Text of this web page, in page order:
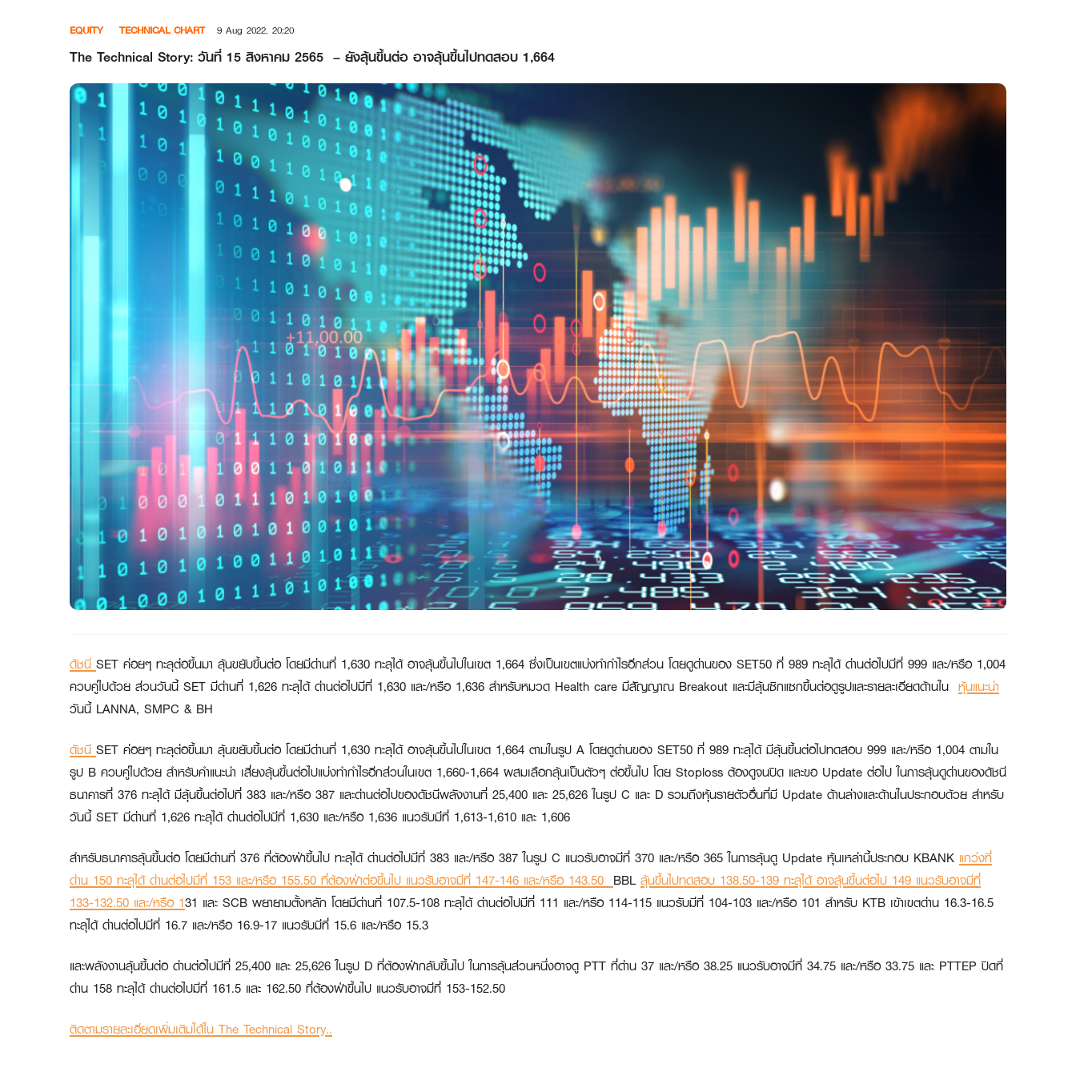
EQUITY TECHNICAL CHART 9 Aug 2022, 20:20
The Technical Story: วันที่ 15 สิงหาคม 2565 – ยังลุ้นขึ้นต่อ อาจลุ้นขึ้นไปทดสอบ 1,664
ดัชนี SET ค่อยๆ ทะลุต่อขึ้นมา ลุ้นขยับขึ้นต่อ โดยมีด่านที่ 1,630 ทะลุได้ อาจลุ้นขึ้นไปในเขต 1,664 ซึ่งเป็นเขตแบ่งทำกำไรอีกส่วน โดยดูด่านของ SET50 ที่ 989 ทะลุได้ ด่านต่อไปมีที่ 999 และ/หรือ 1,004
ควบคู่ไปด้วย ส่วนวันนี้ SET มีด่านที่ 1,626 ทะลุได้ ด่านต่อไปมีที่ 1,630 และ/หรือ 1,636 สำหรับหมวด Health care มีสัญญาณ Breakout และมีลุ้นซิกแซกขึ้นต่อดูรูปและรายละเอียดด้านใน หุ้นแนะนำ
วันนี้ LANNA, SMPC & BH
ดัชนี SET ค่อยๆ ทะลุต่อขึ้นมา ลุ้นขยับขึ้นต่อ โดยมีด่านที่ 1,630 ทะลุได้ อาจลุ้นขึ้นไปในเขต 1,664 ตามในรูป A โดยดูด่านของ SET50 ที่ 989 ทะลุได้ มีลุ้นขึ้นต่อไปทดสอบ 999 และ/หรือ 1,004 ตามใน
รูป B ควบคู่ไปด้วย สำหรับคำแนะนำ เสี่ยงลุ้นขึ้นต่อไปแบ่งทำกำไรอีกส่วนในเขต 1,660-1,664 ผสมเลือกลุ้นเป็นตัวๆ ต่อขึ้นไป โดย Stoploss ต้องดูจนปิด และขอ Update ต่อไป ในการลุ้นดูด่านของดัชนี
ธนาคารที่ 376 ทะลุได้ มีลุ้นขึ้นต่อไปที่ 383 และ/หรือ 387 และด่านต่อไปของดัชนีพลังงานที่ 25,400 และ 25,626 ในรูป C และ D รวมถึงหุ้นรายตัวอื่นที่มี Update ด้านล่างและด้านในประกอบด้วย สำหรับ
วันนี้ SET มีด่านที่ 1,626 ทะลุได้ ด่านต่อไปมีที่ 1,630 และ/หรือ 1,636 แนวรับมีที่ 1,613-1,610 และ 1,606
สำหรับธนาคารลุ้นขึ้นต่อ โดยมีด่านที่ 376 ที่ต้องฝ่าขึ้นไป ทะลุได้ ด่านต่อไปมีที่ 383 และ/หรือ 387 ในรูป C แนวรับอาจมีที่ 370 และ/หรือ 365 ในการลุ้นดู Update หุ้นเหล่านี้ประกอบ KBANK แกว่งที่
ด่าน 150 ทะลุได้ ด่านต่อไปมีที่ 153 และ/หรือ 155.50 ที่ต้องฝ่าต่อขึ้นไป แนวรับอาจมีที่ 147-146 และ/หรือ 143.50 BBL ลุ้นขึ้นไปทดสอบ 138.50-139 ทะลุได้ อาจลุ้นขึ้นต่อไป 149 แนวรับอาจมีที่
133-132.50 และ/หรือ 131 และ SCB พยายามตั้งหลัก โดยมีด่านที่ 107.5-108 ทะลุได้ ด่านต่อไปมีที่ 111 และ/หรือ 114-115 แนวรับมีที่ 104-103 และ/หรือ 101 สำหรับ KTB เข้าเขตด่าน 16.3-16.5
ทะลุได้ ด่านต่อไปมีที่ 16.7 และ/หรือ 16.9-17 แนวรับมีที่ 15.6 และ/หรือ 15.3
และพลังงานลุ้นขึ้นต่อ ด่านต่อไปมีที่ 25,400 และ 25,626 ในรูป D ที่ต้องฝ่ากลับขึ้นไป ในการลุ้นส่วนหนึ่งอาจดู PTT ที่ด่าน 37 และ/หรือ 38.25 แนวรับอาจมีที่ 34.75 และ/หรือ 33.75 และ PTTEP ปิดที่
ด่าน 158 ทะลุได้ ด่านต่อไปมีที่ 161.5 และ 162.50 ที่ต้องฝ่าขึ้นไป แนวรับอาจมีที่ 153-152.50
ติดตามรายละเอียดเพิ่มเติมได้ใน The Technical Story..